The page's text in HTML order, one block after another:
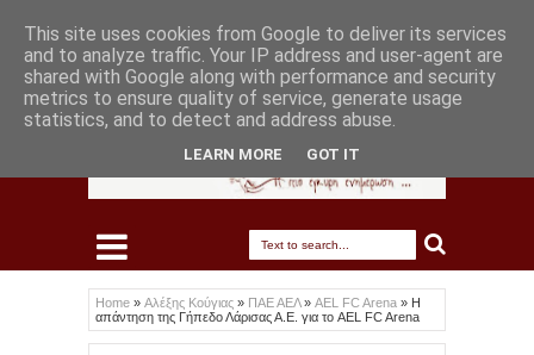
Home » Αλέξης Κούγιας » ΠΑΕ ΑΕΛ» AEL FC Arena » Η
απάντηση της Γήπεδο Λάρισας Α.Ε. για το AEL FC Arena
This site uses cookies from Google to deliver its services
and to analyze traffic. Your IP address and user-agent are
shared with Google along with performance and security
metrics to ensure quality of service, generate usage
statistics, and to detect and address abuse.
LEARN MORE GOT IT